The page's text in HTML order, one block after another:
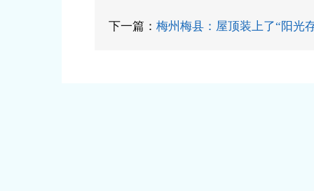
下一篇： 梅州梅县：屋顶装上了“阳光